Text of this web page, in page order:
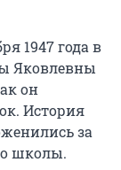
1947 года в
Яковлевны
он
История
за
школы.